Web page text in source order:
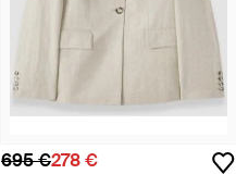
695 €278 €